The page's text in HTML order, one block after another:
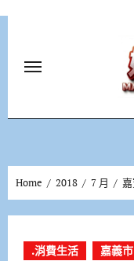
Home 2018 7 月
.消費生活 嘉義市